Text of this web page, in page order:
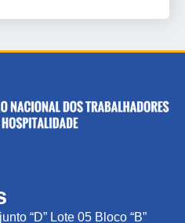
“D” Lote 05 Bloco “B”